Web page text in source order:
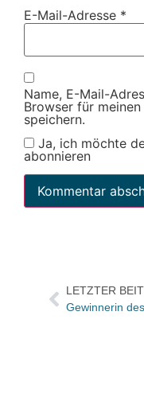
E-Mail-Adresse *
Name, E-Mail-
Browser für
speichern.
Ja, ich möchte
abonnieren
LETZTER